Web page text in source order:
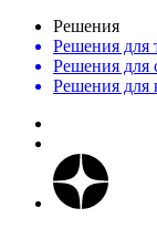
Решения
Решения для
Решения для
Решения для